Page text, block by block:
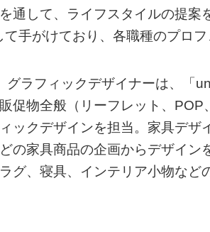
通して、ライフスタイルの提案
手がけており、各職種のプロフ
グラフィックデザイナーは、「
促物全般（リーフレット、
ックデザインを担当。家具デザ
の家具商品の企画からデザイン
グ、寝具、インテリア小物など